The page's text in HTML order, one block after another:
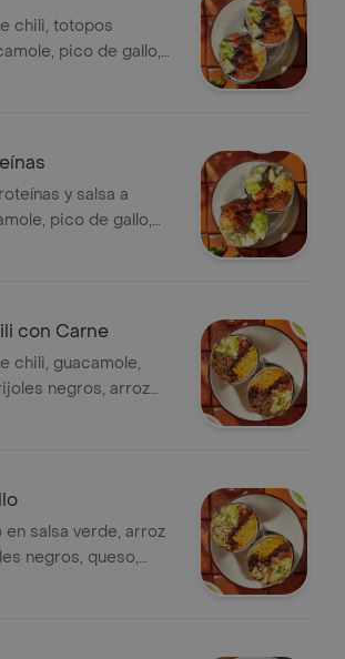
chili, totopos
pico de gallo,
achiote, queso y
y salsa a
pico de gallo,
achiote, lechuga
con Carne
chili, guacamole,
negros, arroz
queso y salsa verde
salsa verde, arroz
negros, queso,
de gallo, lechuga y